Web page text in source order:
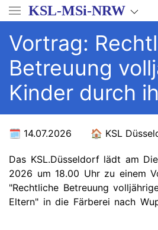
Direkt
zum
Inhalt
KSL-MSi-NRW
Vortrag:
Betreuung
Kinder durch
14.07.2026 KSL
Das KSL.Düsseldorf lädt am
2026 um 18.00 Uhr zu einem
"Rechtliche Betreuung
Eltern" in die Färberei nach